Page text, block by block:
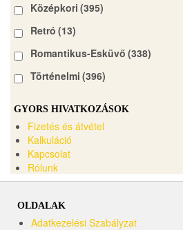
Középkori (395)
Retró (13)
Romantikus-Esküvő (338)
Történelmi (396)
GYORS HIVATKOZÁSOK
Fizetés és átvétel
Kalkuláció
Kapcsolat
Rólunk
OLDALAK
Adatkezelési Szabályzat